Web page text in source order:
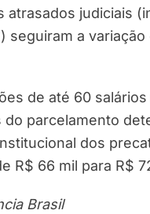
atrasados judiciais
seguiram a variação
de até 60
do parcelamento
dos
R$ 66 mil para R$
Brasil